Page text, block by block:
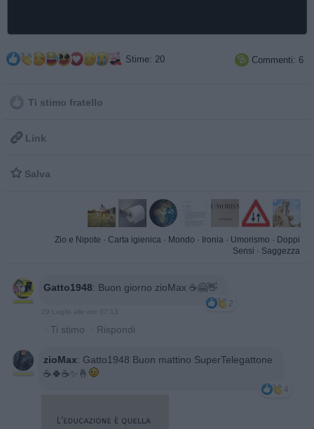
Stime: 20  Commenti: 6
Ti stimo fratello
 Link
 Salva
Zio e Nipote · Carta igienica · Mondo · Ironia · Umorismo · Doppi
Sensi · Saggezza
Gatto1948: Buon giorno zioMax ☕🤗👋
2
29 Luglio alle ore 07:13
· Ti stimo · Rispondi
zioMax: Gatto1948 Buon mattino SuperTelegattone
☕️🍀☕️✨️🤞
4